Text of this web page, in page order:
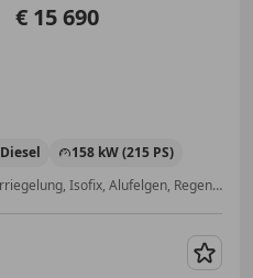
€ 15 690
Diesel
158 kW (215 PS)
Elektrische Sitze, Allrad, Zentralverriegelung, Isofix, Alufelgen, Regensensor, Innenspiegel automatisch abblendend, Reifendruckkontrollsystem